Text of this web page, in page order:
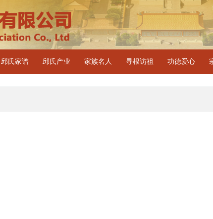
邱氏家谱 邱氏产业 家族名人 寻根访祖 功德爱心